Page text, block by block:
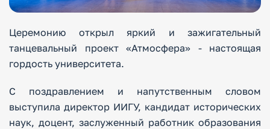
Церемонию открыл яркий и зажигательный
танцевальный проект «Атмосфера» - настоящая
гордость университета.
С поздравлением и напутственным словом
выступила директор ИИГУ, кандидат исторических
наук, доцент, заслуженный работник образования